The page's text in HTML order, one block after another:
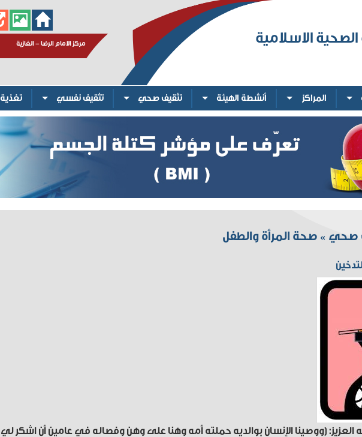
الصحية الاسلامية مركز الامام الرضا - الغازية
المراكز أنشطة الهيئة تثقيف صحي تثقيف نفسي تغذية
صحي » صحة المرأة والطفل
(ووصينا الإنسان بوالديه حملته أمه وهنا على وهن وفصاله في عامين أن اشكر لي